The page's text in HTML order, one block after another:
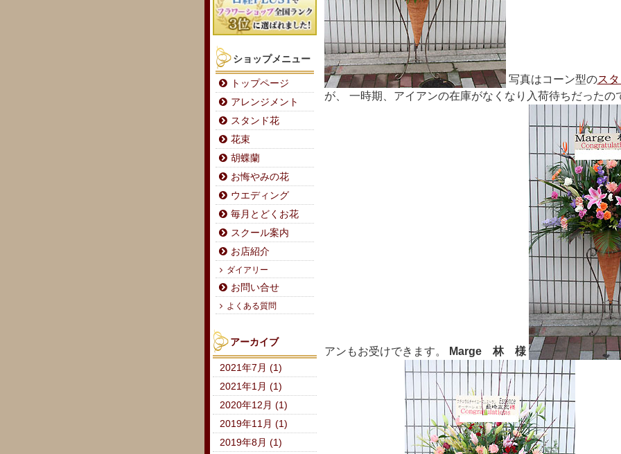
写真はコーン型のス
が、 一時期、アイアンの在庫がなくなり入荷待ちだったの
アンもお受けできます。 Marge 林 様
ショップメニュー
トップページ
アレンジメント
スタンド花
花束
胡蝶蘭
お悔やみの花
ウエディング
毎月とどくお花
スクール案内
お店紹介
ダイアリー
お問い合せ
よくある質問
アーカイブ
2021年7月 (1)
2021年1月 (1)
2020年12月 (1)
2019年11月 (1)
2019年8月 (1)